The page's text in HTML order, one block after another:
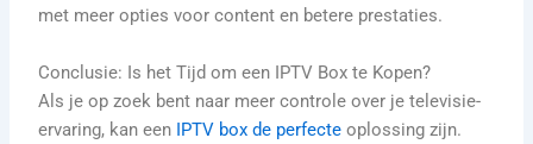
met meer opties voor content en betere prestaties.
Conclusie: Is het Tijd om een IPTV Box te Kopen?
Als je op zoek bent naar meer controle over je televisie-
ervaring, kan een IPTV box de perfecte oplossing zijn.